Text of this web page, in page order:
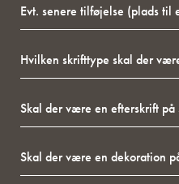
stenen?
skal
stå
senere
tilføjelse
(plads
til
kommende
stenen)
skrifttype
skal
der
være
stenen?
der
være
en
efterskrift
der
være